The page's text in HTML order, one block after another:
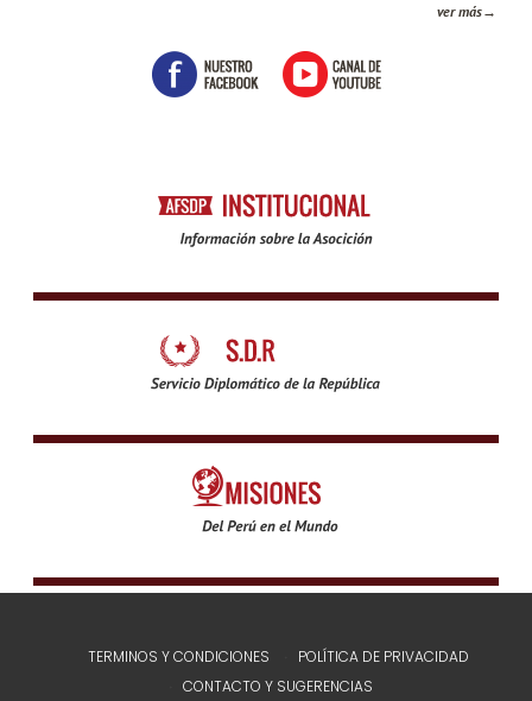
ver más
TERMINOS Y CONDICIONES
POLÍTICA DE PRIVACIDAD
CONTACTO Y SUGERENCIAS